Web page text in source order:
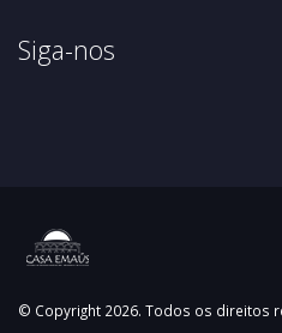
Siga-nos
© Copyright 2026. Todos os direitos